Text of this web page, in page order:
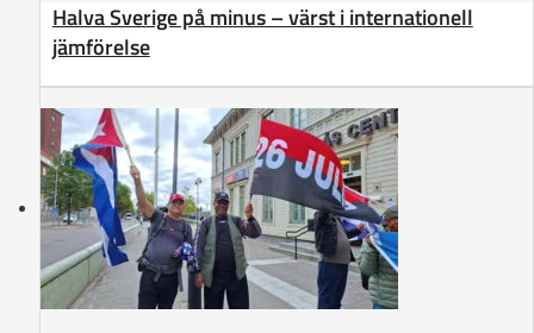
Halva Sverige på minus – värst i internationell
jämförelse